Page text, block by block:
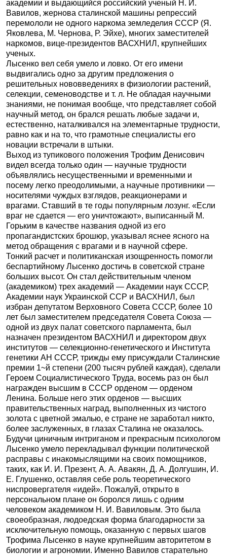
академии и выдающийся российский ученый Н. И.
Вавилов, жернова сталинской машины репрессий
перемололи не одного наркома земледелия СССР (Я.
Яковлева, М. Чернова, Р. Эйхе), многих заместителей
наркомов, вице-президентов ВАСХНИЛ, крупнейших
ученых.
Лысенко вел себя умело и ловко. От его имени
выдвигались одно за другим предложения о
решительных нововведениях в физиологии растений,
селекции, семеноводстве и т. л. Не обладая научными
знаниями, не понимая вообще, что представляет собой
научный метод, он брался решать любые задачи и,
естественно, наталкивался на элементарные трудности,
равно как и на то, что грамотные специалисты его
новации встречали в штыки.
Выход из тупикового положения Трофим Денисович
видел всегда только один — научные трудности
объявлялись несущественными и временными и
посему легко преодолимыми, а научные противники —
носителями чуждых взглядов, реакционерами и
врагами. Ставший в те годы популярным лозунг. «Если
враг не сдается — его уничтожают», выписанный М.
Горьким в качестве названия одной из его
пропагандистских брошюр, указывал яснее ясного на
метод обращения с врагами и в научной сфере.
Тонкий расчет и политиканская изощренность помогли
беспартийному Лысенко достичь в советской стране
больших высот. Он стал действительным членом
(академиком) трех академий — Академии наук СССР,
Академии наук Украинской ССР и ВАСХНИЛ, был
избран депутатом Верховного Совета СССР, более 10
лет был заместителем председателя Совета Союза —
одной из двух палат советского парламента, был
назначен президентом ВАСХНИЛ и директором двух
институтов — селекционно-генетического и Института
генетики АН СССР, трижды ему присуждали Сталинские
премии 1~й степени (200 тысяч рублей каждая), сделали
Героем Социалистического Труда, восемь раз он был
награжден высшим в СССР орденом — орденом
Ленина. Больше него этих орденов — высших
правительственных наград, выполненных из чистого
золота с цветной эмалью, е стране не заработал никто,
более заслуженных, в глазах Сталина не оказалось.
Будучи циничным интриганом и прекрасным психологом
Лысенко умело перекладывал функции политической
расправы с инакомыслящими на своих помощников,
таких, как И. И. Презент, А. А. Авакян, Д. А. Долгушин, И.
Е. Глушенко, оставляя себе роль теоретического
ниспровергателя «идей». Пожалуй, открыто в
персональном плане он боролся лишь с одним
человеком академиком H. И. Вавиловым. Это была
своеобразная, людоедская форма благодарности за
исключительную помощь, оказанную с первых шагов
Трофима Лысенко в науке крупнейшим авторитетом в
биологии и агрономии. Именно Вавилов старательно